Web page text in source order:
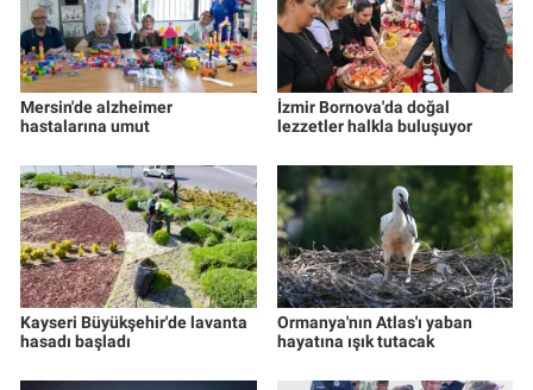
Mersin'de alzheimer
hastalarına umut
İzmir Bornova'da doğal
lezzetler halkla buluşuyor
Kayseri Büyükşehir'de lavanta
hasadı başladı
Ormanya'nın Atlas'ı yaban
hayatına ışık tutacak